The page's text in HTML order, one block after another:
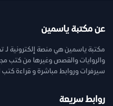
عن مكتبة ياسمين
مكتبة ياسمين هي منصة إلكترونية لـ
سيرفرات وروابط مباشرة و قراءة كتب
روابط سريعة